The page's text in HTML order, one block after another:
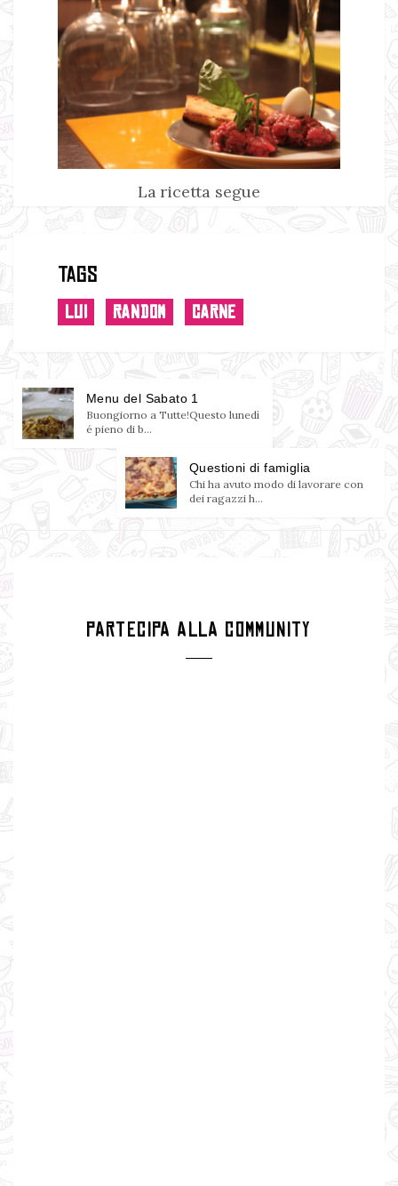
La ricetta segue
Tags
LUI RANDOM CARNE
Menu del Sabato 1
Buongiorno a Tutte!Questo lunedì
é pieno di b...
Questioni di famiglia
Chi ha avuto modo di lavorare con
dei ragazzi h...
PARTECIPA ALLA COMMUNITY